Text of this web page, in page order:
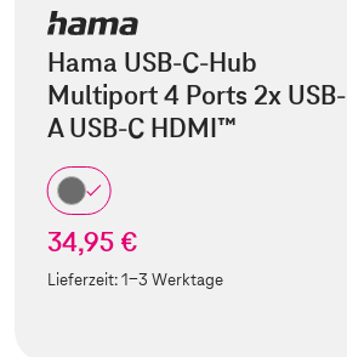
Hama USB-C-Hub
Multiport 4 Ports 2x USB-
A USB-C HDMI™
34,95 €
Lieferzeit:1-3 Werktage